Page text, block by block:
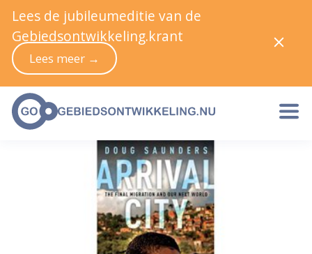
Lees de jubileumeditie van de
Gebiedsontwikkeling.krant
Lees meer →